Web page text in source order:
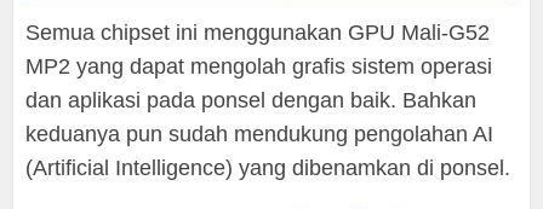
Semua chipset ini menggunakan GPU Mali-G52
MP2 yang dapat mengolah grafis sistem operasi
dan aplikasi pada ponsel dengan baik. Bahkan
keduanya pun sudah mendukung pengolahan AI
(Artificial Intelligence) yang dibenamkan di ponsel.